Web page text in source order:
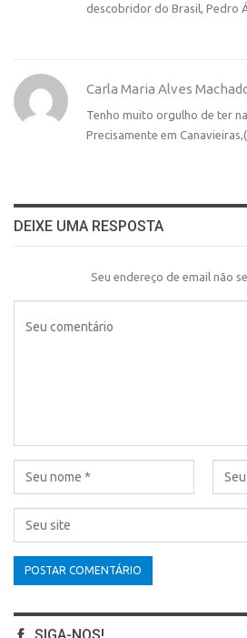
descobridor do Brasil, Pedro
Carla Maria Alves
Tenho muito orgulho de ter
Precisamente em
DEIXE UMA RESPOSTA
Seu endereço de email não